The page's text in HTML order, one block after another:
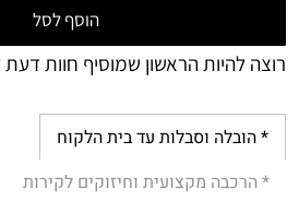
הוסף לסל
רוצה להיות הראשון שמוסיף חוות
* הובלה וסבלות עד בית הלקוח
* הרכבה מקצועית וחיזוקים לקירות